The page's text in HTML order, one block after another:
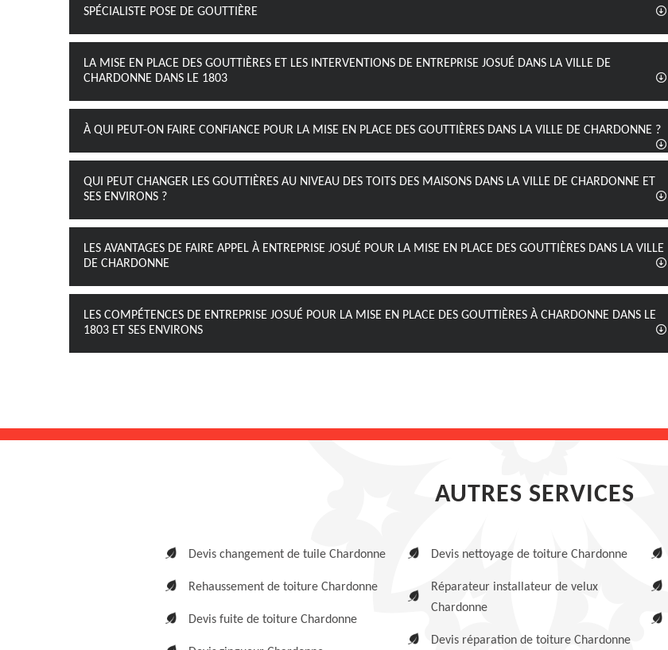
SPÉCIALISTE POSE DE GOUTTIÈRE
LA MISE EN PLACE DES GOUTTIÈRES ET LES INTERVENTIONS DE ENTREPRISE JOSUÉ DANS LA VILLE DE
CHARDONNE DANS LE 1803
À QUI PEUT-ON FAIRE CONFIANCE POUR LA MISE EN PLACE DES GOUTTIÈRES DANS LA VILLE DE CHARDONNE ?
QUI PEUT CHANGER LES GOUTTIÈRES AU NIVEAU DES TOITS DES MAISONS DANS LA VILLE DE CHARDONNE ET
SES ENVIRONS ?
LES AVANTAGES DE FAIRE APPEL À ENTREPRISE JOSUÉ POUR LA MISE EN PLACE DES GOUTTIÈRES DANS LA VILLE
DE CHARDONNE
LES COMPÉTENCES DE ENTREPRISE JOSUÉ POUR LA MISE EN PLACE DES GOUTTIÈRES À CHARDONNE DANS LE
1803 ET SES ENVIRONS
AUTRES SERVICES
Devis changement de tuile Chardonne
Rehaussement de toiture Chardonne
Devis fuite de toiture Chardonne
Devis nettoyage de toiture Chardonne
Réparateur installateur de velux
Chardonne
Devis réparation de toiture Chardonne